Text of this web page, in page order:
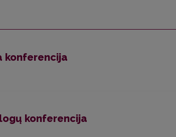
konferencija
konferencija